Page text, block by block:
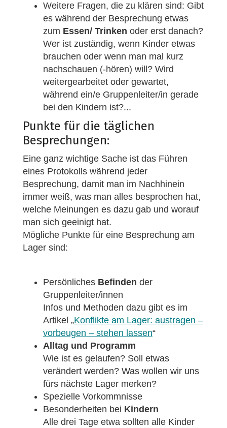
Weitere Fragen, die zu klären sind: Gibt
es während der Besprechung etwas
zum Essen/ Trinken oder erst danach?
Wer ist zuständig, wenn Kinder etwas
brauchen oder wenn man mal kurz
nachschauen (-hören) will? Wird
weitergearbeitet oder gewartet,
während ein/e Gruppenleiter/in gerade
bei den Kindern ist?...
Punkte für die täglichen
Besprechungen:
Eine ganz wichtige Sache ist das Führen
eines Protokolls während jeder
Besprechung, damit man im Nachhinein
immer weiß, was man alles besprochen hat,
welche Meinungen es dazu gab und worauf
man sich geeinigt hat.
Mögliche Punkte für eine Besprechung am
Lager sind:
Persönliches Befinden der
Gruppenleiter/innen
Infos und Methoden dazu gibt es im
Artikel „Konflikte am Lager: austragen –
vorbeugen – stehen lassen“
Alltag und Programm
Wie ist es gelaufen? Soll etwas
verändert werden? Was wollen wir uns
fürs nächste Lager merken?
Spezielle Vorkommnisse
Besonderheiten bei Kindern
Alle drei Tage etwa sollten alle Kinder